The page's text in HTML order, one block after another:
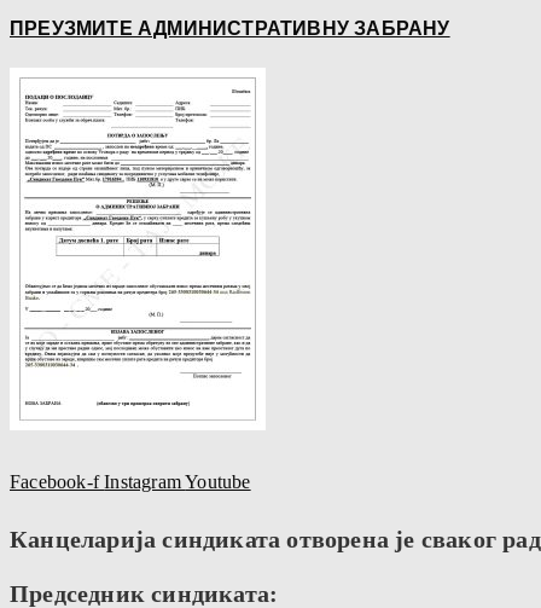
ПРЕУЗМИТЕ АДМИНИСТРАТИВНУ ЗАБРАНУ
Facebook-f InstagramYoutube
Канцеларија синдиката отворена је сваког
Председник синдиката: